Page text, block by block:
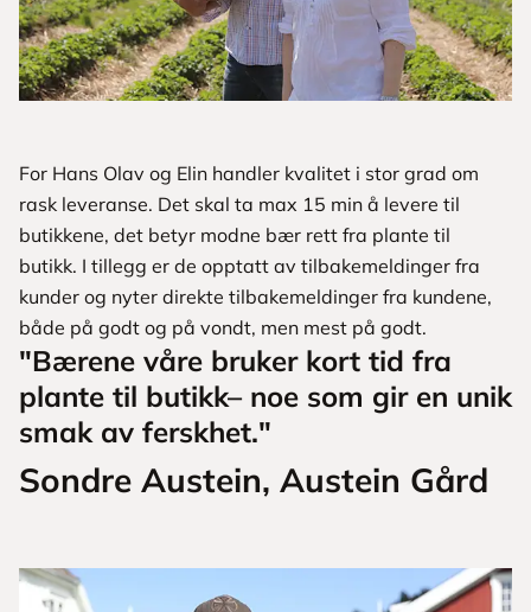
For Hans Olav og Elin handler kvalitet i stor grad om
rask leveranse. Det skal ta max 15 min å levere til
butikkene, det betyr modne bær rett fra plante til
butikk. I tillegg er de opptatt av tilbakemeldinger fra
kunder og nyter direkte tilbakemeldinger fra kundene,
både på godt og på vondt, men mest på godt.
"Bærene våre bruker kort tid fra
plante til butikk– noe som gir en unik
smak av ferskhet."
Sondre Austein, Austein Gård